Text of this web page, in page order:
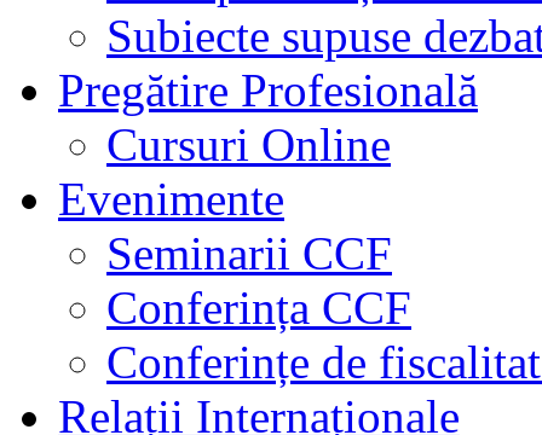
Subiecte supuse
Pregătire Profesională
Cursuri Online
Evenimente
Seminarii CCF
Conferința CCF
Conferințe de
Relații Internaționale